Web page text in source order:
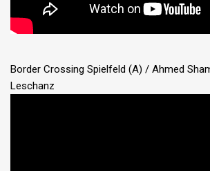
Border Crossing Spielfeld (A) / Ahmed
Leschanz